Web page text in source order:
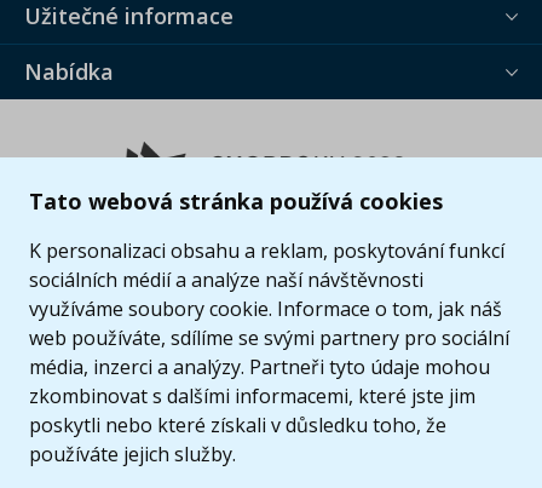
Tato webová stránka používá cookies
K personalizaci obsahu a reklam, poskytování funkcí
sociálních médií a analýze naší návštěvnosti
využíváme soubory cookie. Informace o tom, jak náš
web používáte, sdílíme se svými partnery pro sociální
média, inzerci a analýzy. Partneři tyto údaje mohou
zkombinovat s dalšími informacemi, které jste jim
poskytli nebo které získali v důsledku toho, že
používáte jejich služby.
Užitečné informace
Nabídka